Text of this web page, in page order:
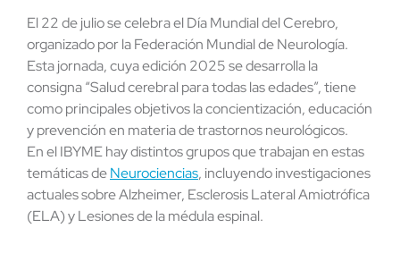
El 22 de julio se celebra el Día Mundial del Cerebro,
organizado por la Federación Mundial de Neurología.
Esta jornada, cuya edición 2025 se desarrolla la
consigna “Salud cerebral para todas las edades”, tiene
como principales objetivos la concientización, educación
y prevención en materia de trastornos neurológicos.
En el IBYME hay distintos grupos que trabajan en estas
temáticas deNeurociencias, incluyendo investigaciones
actuales sobre Alzheimer, Esclerosis Lateral Amiotrófica
(ELA) y Lesiones de la médula espinal.